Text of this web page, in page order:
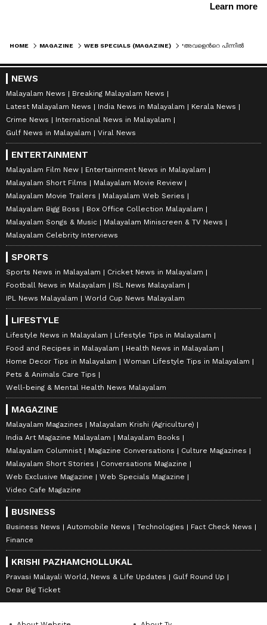
HOME MAGAZINE WEB SPECIALS (MAGAZINE)
NEWS
Malayalam News
Breaking Malayalam News
Latest Malayalam News
India News in Malayalam
Kerala News
Crime News
International News in Malayalam
Gulf News in Malayalam
Viral News
ENTERTAINMENT
Malayalam Film New
Entertainment News in Malayalam
Malayalam Short Films
Malayalam Movie Review
Malayalam Movie Trailers
Malayalam Web Series
Malayalam Bigg Boss
Box Office Collection Malayalam
Malayalam Songs & Music
Malayalam Miniscreen & TV News
Malayalam Celebrity Interviews
SPORTS
Sports News in Malayalam
Cricket News in Malayalam
Football News in Malayalam
ISL News Malayalam
IPL News Malayalam
World Cup News Malayalam
LIFESTYLE
Lifestyle News in Malayalam
Lifestyle Tips in Malayalam
Food and Recipes in Malayalam
Health News in Malayalam
Home Decor Tips in Malayalam
Woman Lifestyle Tips in Malayalam
Pets & Animals Care Tips
Well-being & Mental Health News Malayalam
MAGAZINE
Malayalam Magazines
Malayalam Krishi (Agriculture)
India Art Magazine Malayalam
Malayalam Books
Malayalam Columnist
Magazine Conversations
Culture Magazines
Malayalam Short Stories
Conversations Magazine
Web Exclusive Magazine
Web Specials Magazine
Video Cafe Magazine
BUSINESS
Business News Automobile News Technologies
Fact Check News
Finance
KRISHI PAZHAMCHOLLUKAL
Pravasi Malayali World, News & Life Updates
Gulf Round Up
Dear Big Ticket